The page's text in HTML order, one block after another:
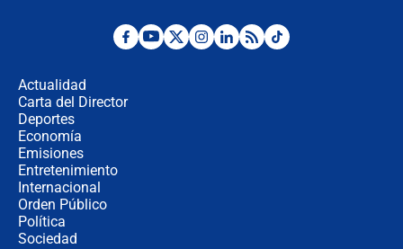
¿Por qué De la Espriella gobernará
Actualidad
Carta del Director
Deportes
Economía
Emisiones
Entretenimiento
Internacional
Orden Público
Política
Sociedad